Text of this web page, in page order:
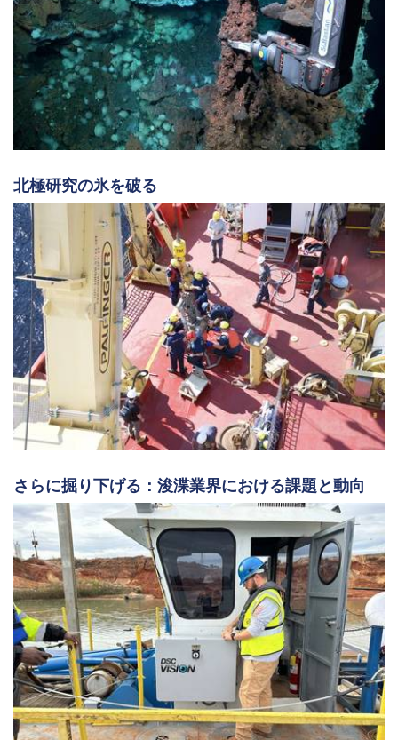
北極研究の氷を破る
さらに掘り下げる：浚渫業界における課題と動向